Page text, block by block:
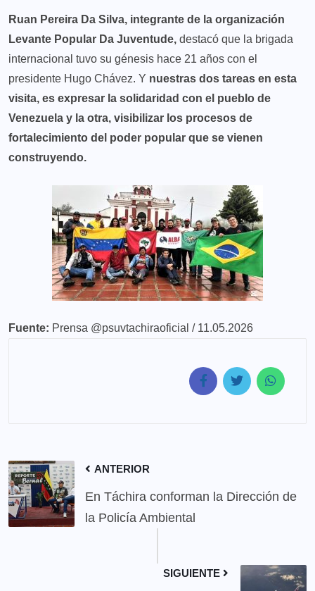
Ruan Pereira Da Silva, integrante de la organización
Levante Popular Da Juventude, destacó que la brigada
internacional tuvo su génesis hace 21 años con el
presidente Hugo Chávez. Y nuestras dos tareas en esta
visita, es expresar la solidaridad con el pueblo de
Venezuela y la otra, visibilizar los procesos de
fortalecimiento del poder popular que se vienen
construyendo.
Fuente: Prensa @psuvtachiraoficial / 11.05.2026
ANTERIOR
En Táchira conforman la Dirección de
la Policía Ambiental
SIGUIENTE